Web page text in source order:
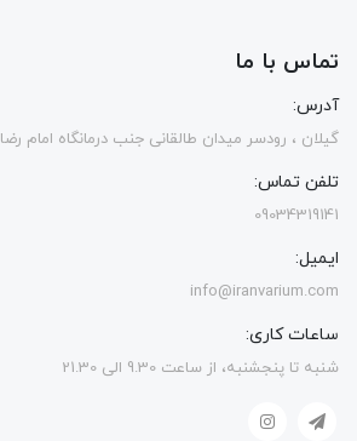
تماس با ما
آدرس:
گیلان ، رودسر میدان طالقانی جنب درمانگاه امام رضا
تلفن تماس:
09034319141
ایمیل:
info@iranvarium.com
ساعات کاری:
شنبه تا پنجشنبه، از ساعت 9.30 الی 21.30